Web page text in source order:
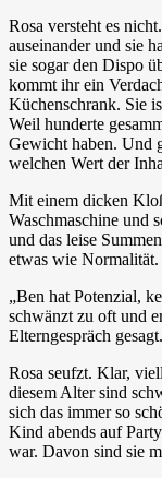
Rosa versteht es
auseinander und sie
sie sogar den Dispo
kommt ihr ein
Küchenschrank. Sie
Weil hunderte
Gewicht haben. Und
welchen Wert der
Mit einem dicken
Waschmaschine und
und das leise
etwas wie Normalität.
„Ben hat Potenzial,
schwänzt zu oft und
Elterngespräch gesagt.
Rosa seufzt. Klar,
diesem Alter sind
sich das immer so
Kind abends auf
war. Davon sind sie